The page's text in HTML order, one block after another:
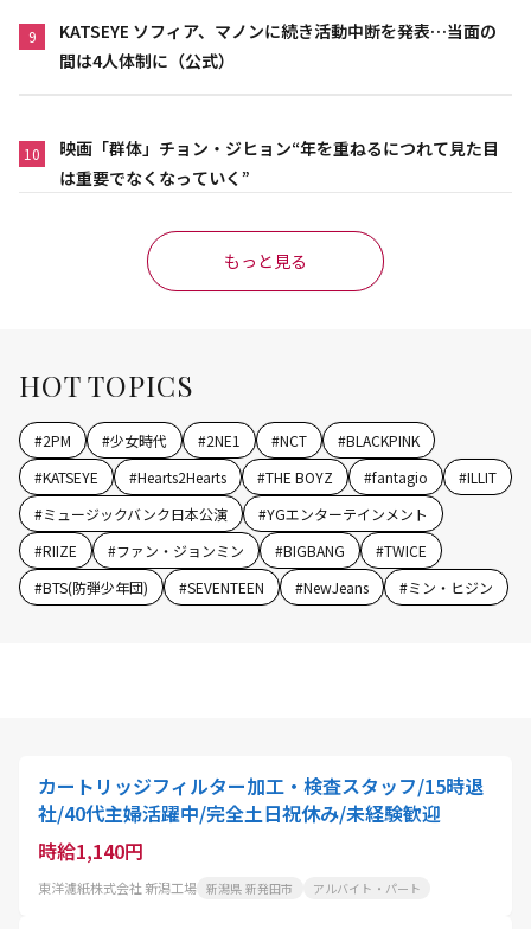
9
KATSEYE ソフィア、マノンに続き活動中断を発表…当面の
間は4人体制に（公式）
10
映画「群体」チョン・ジヒョン“年を重ねるにつれて見た目
は重要でなくなっていく”
もっと見る
HOT TOPICS
#2PM #少女時代 #2NE1 #NCT #BLACKPINK
#KATSEYE #Hearts2Hearts #THE BOYZ #fantagio #ILLIT
#ミュージックバンク日本公演 #YGエンターテインメント
#RIIZE #ファン・ジョンミン #BIGBANG #TWICE
#BTS(防弾少年団) #SEVENTEEN #NewJeans #ミン・ヒジン
カートリッジフィルター加工・検査スタッフ/15時退
社/40代主婦活躍中/完全土日祝休み/未経験歓迎
時給1,140円
東洋濾紙株式会社 新潟工場 新潟県 新発田市 アルバイト・パート